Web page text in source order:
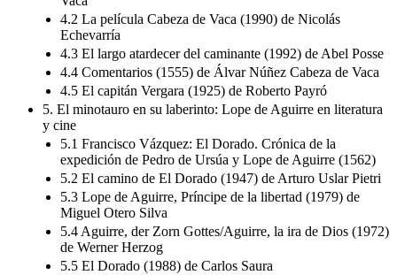
4.2 La película Cabeza de Vaca (1990) de Nicolás
Echevarría
4.3 El largo atardecer del caminante (1992) de Abel Posse
4.4 Comentarios (1555) de Álvar Núñez Cabeza de Vaca
4.5 El capitán Vergara (1925) de Roberto Payró
5. El minotauro en su laberinto: Lope de Aguirre en literatura
y cine
5.1 Francisco Vázquez: El Dorado. Crónica de la
expedición de Pedro de Ursúa y Lope de Aguirre (1562)
5.2 El camino de El Dorado (1947) de Arturo Uslar Pietri
5.3 Lope de Aguirre, Príncipe de la libertad (1979) de
Miguel Otero Silva
5.4 Aguirre, der Zorn Gottes/Aguirre, la ira de Dios (1972)
de Werner Herzog
5.5 El Dorado (1988) de Carlos Saura